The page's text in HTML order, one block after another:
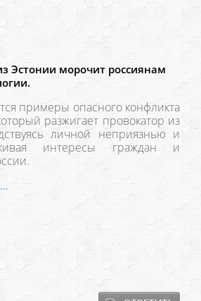
Эстонии морочит россиянам
примеры опасного конфликта
разжигает провокатор из
личной неприязнью и
интересы граждан и